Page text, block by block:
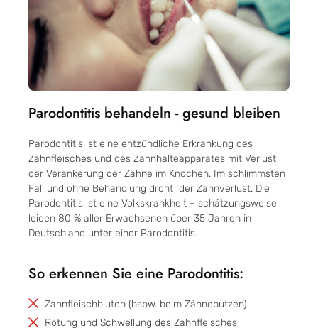
Parodontitis behandeln - gesund bleiben
Parodontitis ist eine entzündliche Erkrankung des
Zahnfleisches und des Zahnhalteapparates mit Verlust
der Verankerung der Zähne im Knochen. Im schlimmsten
Fall und ohne Behandlung droht der Zahnverlust. Die
Parodontitis ist eine Volkskrankheit – schätzungsweise
leiden 80 % aller Erwachsenen über 35 Jahren in
Deutschland unter einer Parodontitis.
So erkennen Sie eine Parodontitis:
Zahnfleischbluten (bspw. beim Zähneputzen)
Rötung und Schwellung des Zahnfleisches